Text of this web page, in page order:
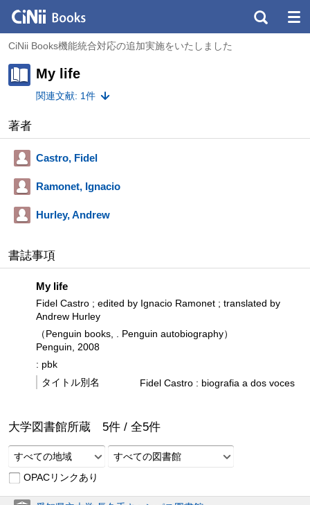
CiNii Books機能統合対応の追加実施をいたしました
My life
関連文献: 1件
著者
Castro, Fidel
Ramonet, Ignacio
Hurley, Andrew
書誌事項
My life
Fidel Castro ; edited by Ignacio Ramonet ; translated by
Andrew Hurley
（Penguin books, . Penguin autobiography）
Penguin, 2008
: pbk
タイトル別名
Fidel Castro : biografia a dos voces
大学図書館所蔵 5件 / 全5件
すべての地域
すべての図書館
OPACリンクあり